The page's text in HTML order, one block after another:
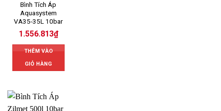
Bình Tích Áp
Aquasystem
VA35-35L 10bar
1.556.813₫
THÊM VÀO
GIỎ HÀNG